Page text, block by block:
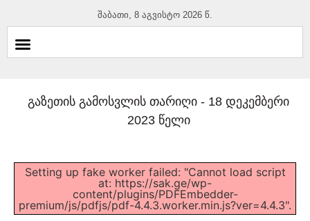
შაბათი, 8 აგვისტო 2026 წ.
გაზეთის გამოსვლის თარიღი - 18 დეკემბერი
2023 წელი
Setting up fake worker failed: "Cannot load script
at: https://sak.ge/wp-
content/plugins/PDFEmbedder-
premium/js/pdfjs/pdf-4.4.3.worker.min.js?ver=4.4.3".